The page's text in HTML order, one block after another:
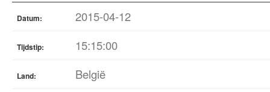
Datum: 2015-04-12
Tijdstip: 15:15:00
Land: België